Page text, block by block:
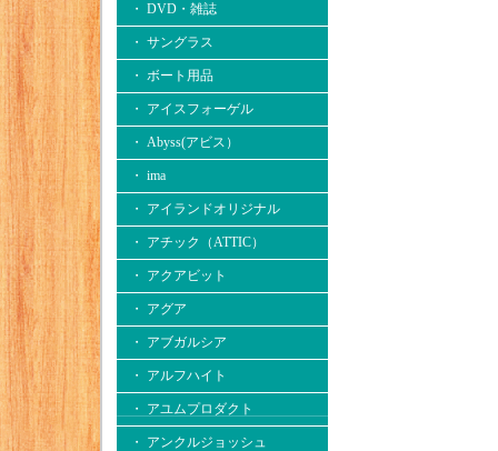
・ DVD・雑誌
・ サングラス
・ ボート用品
・ アイスフォーゲル
・ Abyss(アビス）
・ ima
・ アイランドオリジナル
・ アチック（ATTIC）
・ アクアビット
・ アグア
・ アブガルシア
・ アルフハイト
・ アユムプロダクト
・ アンクルジョッシュ